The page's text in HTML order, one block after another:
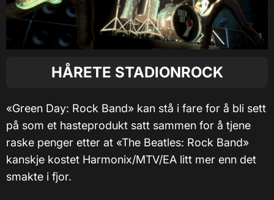
HÅRETE STADIONROCK
«Green Day: Rock Band» kan stå i fare for å bli sett
på som et hasteprodukt satt sammen for å tjene
raske penger etter at «The Beatles: Rock Band»
kanskje kostet Harmonix/MTV/EA litt mer enn det
smakte i fjor.